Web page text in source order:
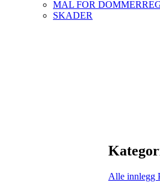
MAL FOR
SKADER
Alle innlegg